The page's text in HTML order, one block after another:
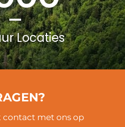
Locaties
contact met ons op